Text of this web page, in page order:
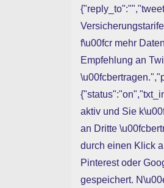
f\u00fcr mehr
Empfehlung an
aktiv und Sie
an Dritte
durch einen Klick
Pinterest oder
gespeichert.